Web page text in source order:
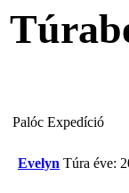
Palóc Expedíció
Evelyn Túra éve: